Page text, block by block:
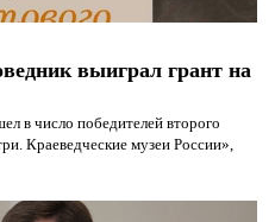
выиграл грант на
в число победителей второго
Краеведческие музеи России»,